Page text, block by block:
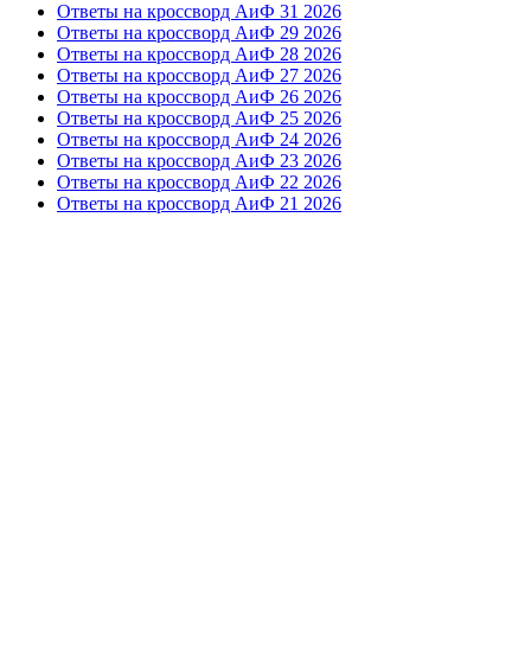
Ответы на кроссворд АиФ 31 2026
Ответы на кроссворд АиФ 29 2026
Ответы на кроссворд АиФ 28 2026
Ответы на кроссворд АиФ 27 2026
Ответы на кроссворд АиФ 26 2026
Ответы на кроссворд АиФ 25 2026
Ответы на кроссворд АиФ 24 2026
Ответы на кроссворд АиФ 23 2026
Ответы на кроссворд АиФ 22 2026
Ответы на кроссворд АиФ 21 2026